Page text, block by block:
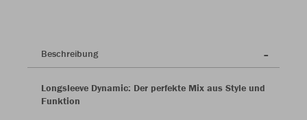
Beschreibung
Longsleeve Dynamic: Der perfekte Mix aus Style und
Funktion